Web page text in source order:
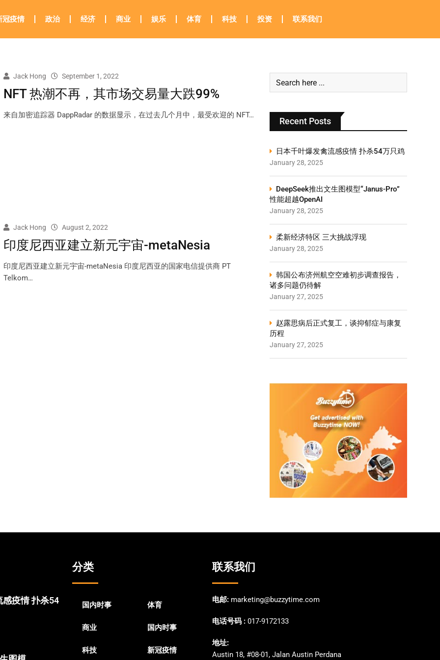
冠疫情 政治 经济 商业 娱乐 体育 科技 投资 联系我们
Jack Hong September 1, 2022
NFT 热潮不再，其市场交易量大跌99%
来自加密追踪器 DappRadar 的数据显示，在过去几个月中，最受欢迎的 NFT…
Jack Hong August 2, 2022
印度尼西亚建立新元宇宙-metaNesia
印度尼西亚建立新元宇宙-metaNesia 印度尼西亚的国家电信提供商 PT
Telkom…
Recent Posts
日本千叶爆发禽流感疫情 扑杀54万只鸡
January 28, 2025
DeepSeek推出文生图模型“Janus-Pro”
性能超越OpenAI
January 28, 2025
柔新经济特区 三大挑战浮现
January 28, 2025
韩国公布济州航空空难初步调查报告，
诸多问题仍待解
January 27, 2025
赵露思病后正式复工，谈抑郁症与康复
历程
January 27, 2025
疫情 扑杀54
分类
国内时事
商业
科技
体育
国内时事
新冠疫情
联系我们
电邮: marketing@buzzytime.com
电话号码 : 017-9172133
地址:
Austin 18, #08-01, Jalan Austin Perdana